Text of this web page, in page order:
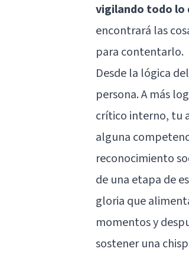
vigilando todo lo
encontrará las
para contentarlo.
Desde la lógica
persona. A más
crítico interno, tu
alguna
reconocimiento
de una etapa de
gloria que
momentos y
sostener una